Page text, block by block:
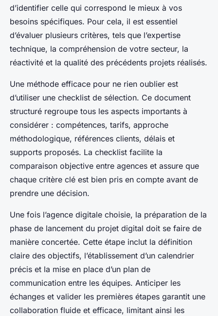
d’identifier celle qui correspond le mieux à vos
besoins spécifiques. Pour cela, il est essentiel
d’évaluer plusieurs critères, tels que l’expertise
technique, la compréhension de votre secteur, la
réactivité et la qualité des précédents projets réalisés.
Une méthode efficace pour ne rien oublier est
d’utiliser une checklist de sélection. Ce document
structuré regroupe tous les aspects importants à
considérer : compétences, tarifs, approche
méthodologique, références clients, délais et
supports proposés. La checklist facilite la
comparaison objective entre agences et assure que
chaque critère clé est bien pris en compte avant de
prendre une décision.
Une fois l’agence digitale choisie, la préparation de la
phase de lancement du projet digital doit se faire de
manière concertée. Cette étape inclut la définition
claire des objectifs, l’établissement d’un calendrier
précis et la mise en place d’un plan de
communication entre les équipes. Anticiper les
échanges et valider les premières étapes garantit une
collaboration fluide et efficace, limitant ainsi les